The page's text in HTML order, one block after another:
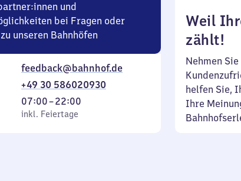
und
bei Fragen oder
unseren Bahnhöfen
feedback@bahnhof.de
+49 30 586020930
Feiertage
07:00–22:00
Von
7
inkl. Feiertage
Weil
zählt!
Nehmen
helfen Sie,
Ihre